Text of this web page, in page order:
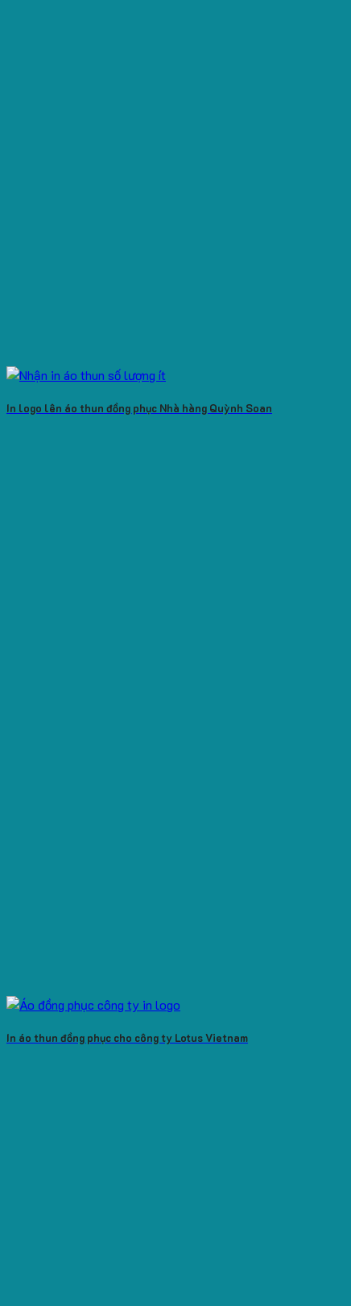
In logo lên áo thun đồng phục Nhà hàng Quỳnh Soan
In áo thun đồng phục cho công ty Lotus Vietnam